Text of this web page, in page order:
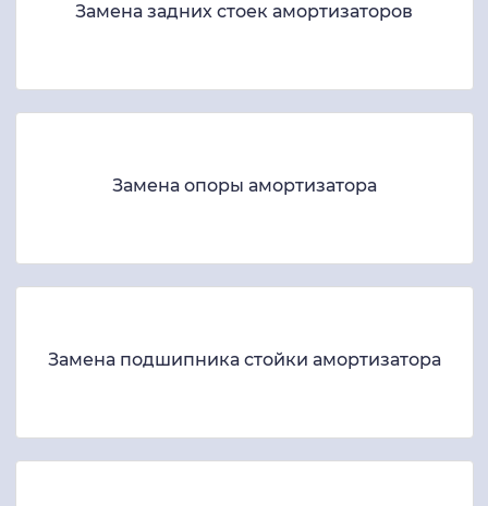
Замена задних стоек амортизаторов
Замена опоры амортизатора
Замена подшипника стойки амортизатора